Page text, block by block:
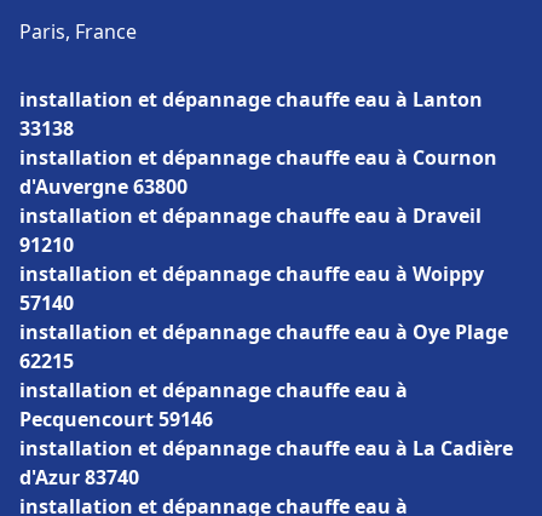
Paris, France
installation et dépannage chauffe eau à Lanton
33138
installation et dépannage chauffe eau à Cournon
d'Auvergne 63800
installation et dépannage chauffe eau à Draveil
91210
installation et dépannage chauffe eau à Woippy
57140
installation et dépannage chauffe eau à Oye Plage
62215
installation et dépannage chauffe eau à
Pecquencourt 59146
installation et dépannage chauffe eau à La Cadière
d'Azur 83740
installation et dépannage chauffe eau à